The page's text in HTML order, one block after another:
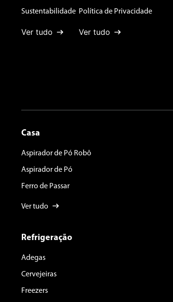
Sustentabilidade
Ver tudo
Política de Privacidade
Ver tudo
Casa
Aspirador de Pó Robô
Aspirador de Pó
Ferro de Passar
Ver tudo
Refrigeração
Adegas
Cervejeiras
Freezers